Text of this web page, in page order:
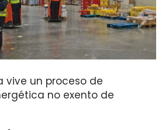
vive un proceso de
no exento de